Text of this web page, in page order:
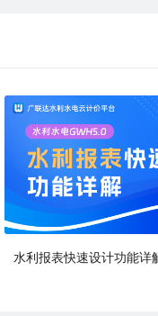
水利报表快速设计功能详